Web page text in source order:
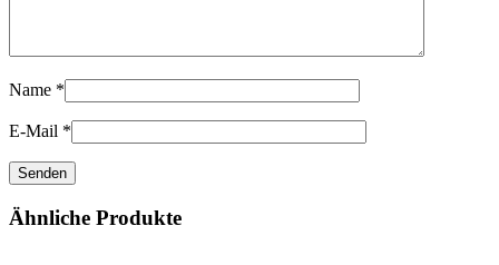
Name *
E-Mail *
Ähnliche Produkte